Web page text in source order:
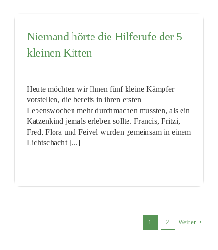
Niemand hörte die Hilferufe der 5
kleinen Kitten
Heute möchten wir Ihnen fünf kleine Kämpfer
vorstellen, die bereits in ihren ersten
Lebenswochen mehr durchmachen mussten, als ein
Katzenkind jemals erleben sollte. Francis, Fritzi,
Fred, Flora und Feivel wurden gemeinsam in einem
Lichtschacht [...]
1 2 Weiter